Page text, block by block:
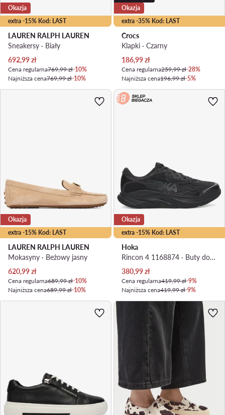
extra -15% Kod: LAST
Okazja
LAUREN RALPH LAUREN
Sneakersy · Biały
Aktualna cena
692,99zł
Cena regularna769,99 zł-10%
Najniższa cena769,99 zł-10%
extra -35% Kod: LAST
Okazja
Crocs
Klapki · Czarny
Aktualna cena
186,99zł
Cena regularna259,99 zł-28%
Najniższa cena196,99 zł-5%
extra -15% Kod: LAST
Okazja
LAUREN RALPH LAUREN
Mokasyny · Beżowy jasny
Aktualna cena
620,99zł
Cena regularna689,99 zł-10%
Najniższa cena689,99 zł-10%
extra -15% Kod: LAST
Okazja
Hoka
Rincon 4 1168874 · Buty do biegania
Aktualna cena
380,99zł
Cena regularna419,99 zł-9%
Najniższa cena419,99 zł-9%